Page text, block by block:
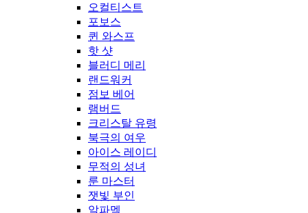
오컬티스트
포보스
퀸 와스프
핫 샷
블러디 메리
랜드워커
점보 베어
램버드
크리스탈 유령
북극의 여우
아이스 레이디
무적의 성녀
룬 마스터
잿빛 부인
알파멕